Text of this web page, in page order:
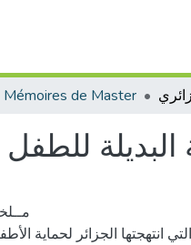
Mémoires de Master
البدیلة
انتهجتها الجزائر لحماية